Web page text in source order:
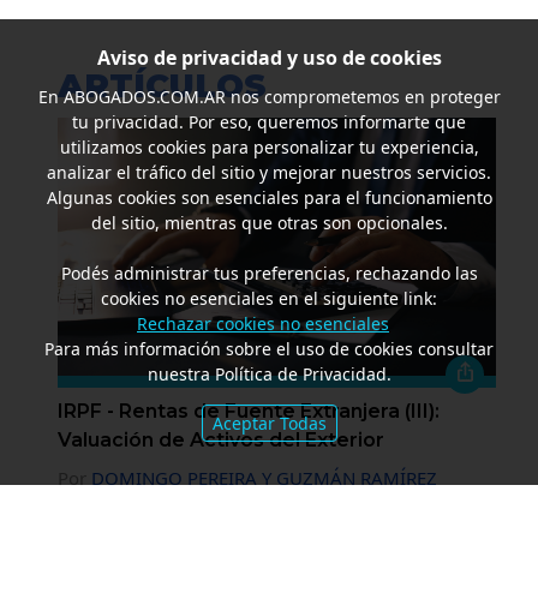
ARTÍCULOS
IRPF - Rentas de Fuente Extranjera (III):
Valuación de Activos del Exterior
DOMINGO PEREIRA Y GUZMÁN RAMÍREZ
Aviso de privacidad y uso de cookies
EnABOGADOS.COM.ARnos comprometemos en proteger
tu privacidad. Por eso, queremos informarte que
utilizamos cookies para personalizar tu experiencia,
analizar el tráfico del sitio y mejorar nuestros servicios.
Algunas cookies son esenciales para el funcionamiento
del sitio, mientras que otras son opcionales.
Podés administrar tus preferencias, rechazando las
cookies no esenciales en el siguiente link:
Rechazar cookies no esenciales
Para más información sobre el uso de cookies consultar
nuestra Política de Privacidad.
Aceptar Todas